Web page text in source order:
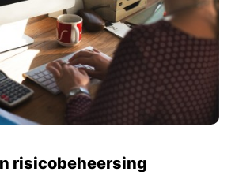
risicobeheersing